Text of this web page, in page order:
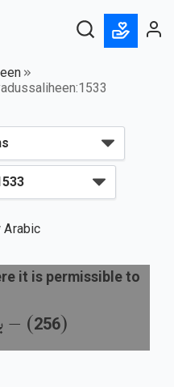
Arabic
(
256
) –
it is permissible to